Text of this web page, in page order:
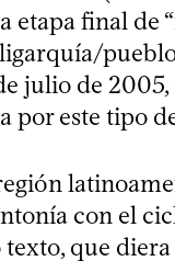
etapa final de
julio de
este tipo
con el
que